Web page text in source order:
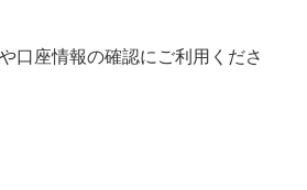
口座情報の確認にご利用くださ